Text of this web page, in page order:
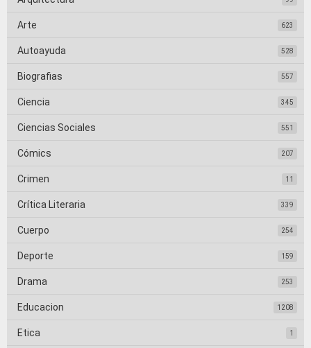
Arte 623
Autoayuda 528
Biografias 557
Ciencia 345
Ciencias Sociales 551
Cómics 207
Crimen 11
Crítica Literaria 339
Cuerpo 254
Deporte 159
Drama 253
Educacion 1208
Etica 1